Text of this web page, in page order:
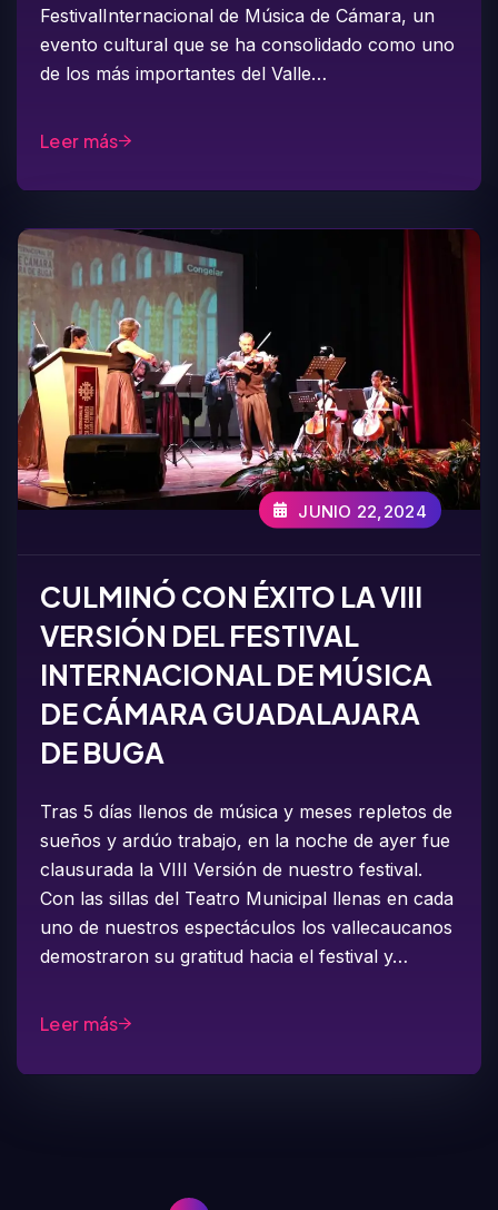
FestivalInternacional de Música de Cámara, un
evento cultural que se ha consolidado como uno
de los más importantes del Valle…
Leer más
JUNIO 22,2024
CULMINÓ CON ÉXITO LA VIII
VERSIÓN DEL FESTIVAL
INTERNACIONAL DE MÚSICA
DE CÁMARA GUADALAJARA
DE BUGA
Tras 5 días llenos de música y meses repletos de
sueños y ardúo trabajo, en la noche de ayer fue
clausurada la VIII Versión de nuestro festival.
Con las sillas del Teatro Municipal llenas en cada
uno de nuestros espectáculos los vallecaucanos
demostraron su gratitud hacia el festival y…
Leer más